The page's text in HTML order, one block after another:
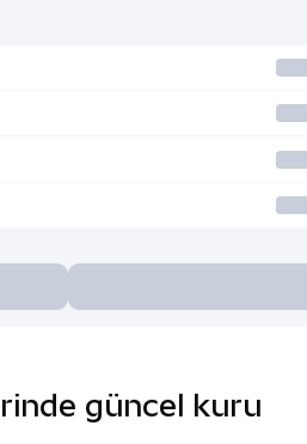
güncel kuru